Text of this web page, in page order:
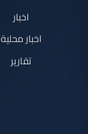
اخبار
اخبار محلية
تقارير